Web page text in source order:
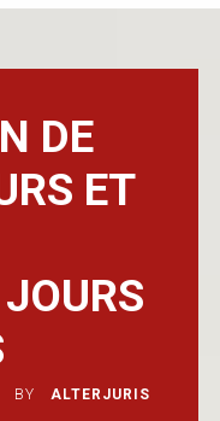
DE
ET
BY
ALTERJURIS